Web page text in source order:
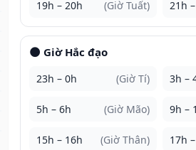
19h – 20h (Giờ Tuất) 21h
🌑 Giờ Hắc đạo
23h – 0h (Giờ Tí) 3h –
5h – 6h (Giờ Mão) 9h –
15h – 16h (Giờ Thân) 17h